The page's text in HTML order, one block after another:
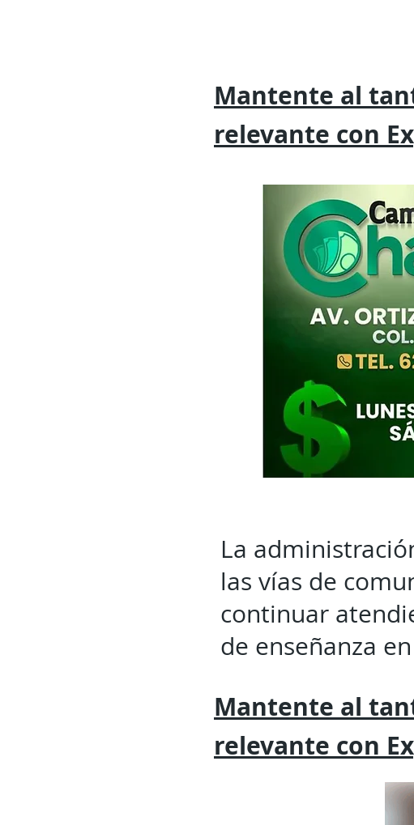
Mantente al
relevante con
La
las vías de
continuar
de enseñanza
Mantente al
relevante con